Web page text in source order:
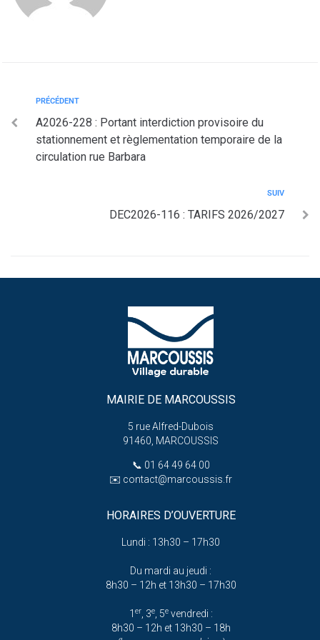
PRÉCÉDENT
A2026-228 : Portant interdiction provisoire du
stationnement et règlementation temporaire de la
circulation rue Barbara
SUIV
DEC2026-116 : TARIFS 2026/2027
MAIRIE DE MARCOUSSIS
5 rue Alfred-Dubois
91460, MARCOUSSIS
📞 01 64 49 64 00
✉️ contact@marcoussis.fr
HORAIRES D’OUVERTURE
Lundi : 13h30 – 17h30
Du mardi au jeudi :
8h30 – 12h et 13h30 – 17h30
1 er, 3e, 5evendredi :
8h30 – 12h et 13h30 – 18h